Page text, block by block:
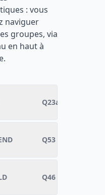
: vous
naviguer
groupes, via
en haut à
Q23a - Age de
Q53 - Assister à
Q46 - Nombre